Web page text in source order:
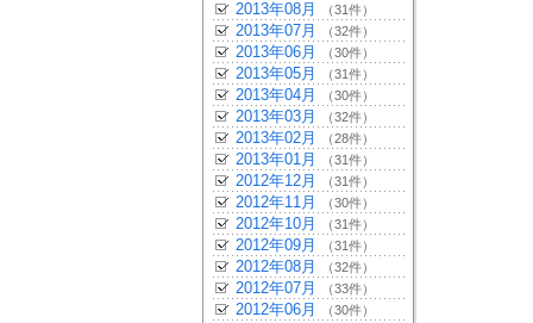
2013年08月 （31件）
2013年07月 （32件）
2013年06月 （30件）
2013年05月 （31件）
2013年04月 （30件）
2013年03月 （32件）
2013年02月 （28件）
2013年01月 （31件）
2012年12月 （31件）
2012年11月 （30件）
2012年10月 （31件）
2012年09月 （31件）
2012年08月 （32件）
2012年07月 （33件）
2012年06月 （30件）